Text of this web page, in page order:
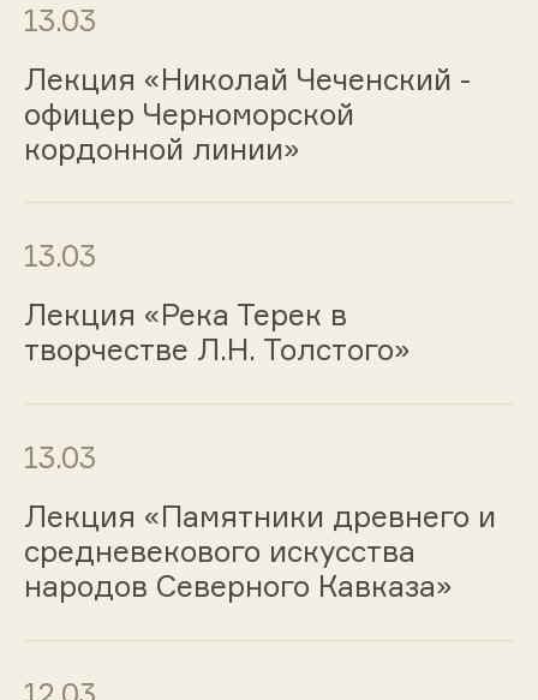
13.03
Лекция «Николай Чеченский -
офицер Черноморской
кордонной линии»
13.03
Лекция «Река Терек в
творчестве Л.Н. Толстого»
13.03
Лекция «Памятники древнего и
средневекового искусства
народов Северного Кавказа»